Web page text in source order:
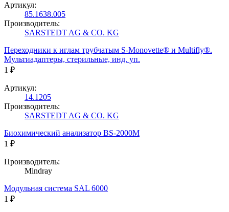
Артикул:
85.1638.005
Производитель:
SARSTEDT AG & CO. KG
Переходники к иглам трубчатым S-Monovette® и Multifly®.
Мультиадаптеры, стерильные, инд. уп.
1 ₽
Артикул:
14.1205
Производитель:
SARSTEDT AG & CO. KG
Биохимический анализатор BS-2000M
1 ₽
Производитель:
Mindray
Модульная система SAL 6000
1 ₽